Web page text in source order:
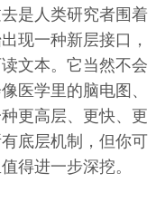
是人类研究者围着
现一种新层接口，
文本。它当然不会
医学里的脑电图、
更高层、更快、更
底层机制，但你可
得进一步深挖。